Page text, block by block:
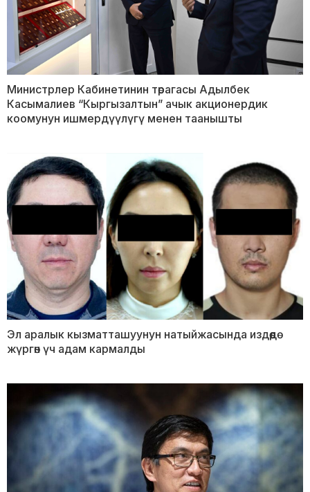
Министрлер Кабинетинин төрагасы Адылбек
Касымалиев “Кыргызалтын” ачык акционердик
коомунун ишмердүүлүгү менен таанышты
Эл аралык кызматташуунун натыйжасында издөөдө
жүргөн үч адам кармалды